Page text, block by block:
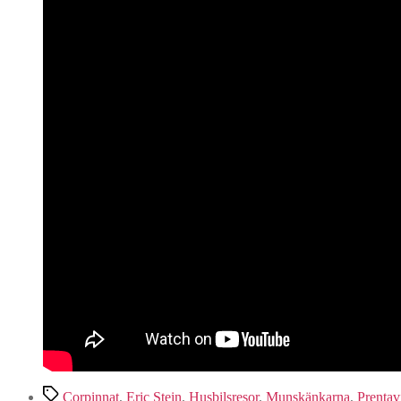
Etiketter
Corpinnat, Eric Stein, Husbilsresor, Munskänkarna,